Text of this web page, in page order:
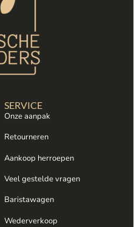
SERVICE
Onze aanpak
Retourneren
Aankoop herroepen
Veel gestelde vragen
Baristawagen
Wederverkoop